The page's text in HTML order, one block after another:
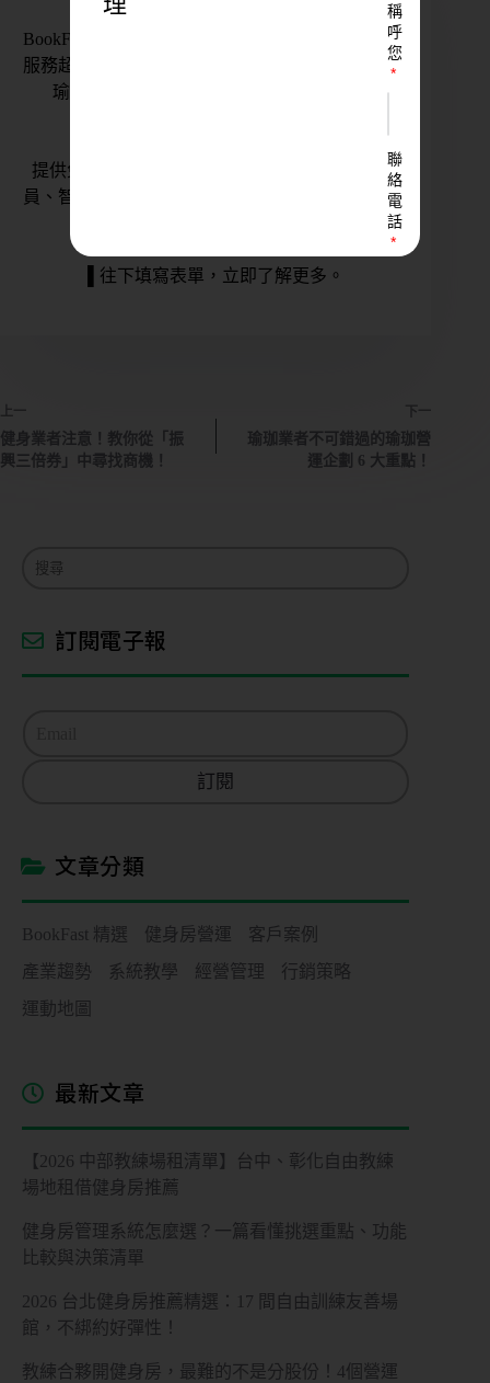
BookFast 是台灣運動產業智能管理系統的領軍者，
服務超過 1000+ 品牌，包含知名連鎖品牌，如全真
瑜伽、Jexer、MORE FIT、Pulse Gym、KX
提供免押金金流、完善的營運管理系統，整合會
員、智能門禁、會籍、帳務、行銷管理，讓不同規
▌往下填寫表單，立即了解更多。
上一
健身業者注意！教你從「振
興三倍券」中尋找商機！
下一
瑜珈業者不可錯過的瑜珈營
運企劃 6 大重點！
訂閱電子報
訂閱
文章分類
BookFast 精選 健身房營運
客戶案例
產業趨勢
系統教學 經營管理
行銷策略
運動地圖
最新文章
【2026 中部教練場租清單】台中、彰化自由教練
場地租借健身房推薦
健身房管理系統怎麼選？一篇看懂挑選重點、功能
比較與決策清單
2026 台北健身房推薦精選：17 間自由訓練友善場
館，不綁約好彈性！
教練合夥開健身房，最難的不是分股份！4個營運
稱
呼
您
聯
絡
電
話
您
的
私
練
理
會